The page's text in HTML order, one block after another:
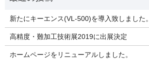
新たにキーエンス(VL-500)を導入致しました。
高精度・難加工技術展2019に出展決定
ホームページをリニューアルしました。